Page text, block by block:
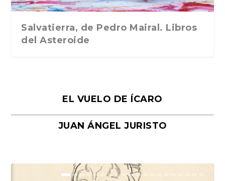
Salvatierra, de Pedro Mairal. Libros
del Asteroide
EL VUELO DE ÍCARO
JUAN ÁNGEL JURISTO